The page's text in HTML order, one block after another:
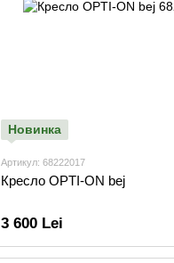
Новинка
Артикул: 68222017
Кресло OPTI-ON bej
3 600 Lei